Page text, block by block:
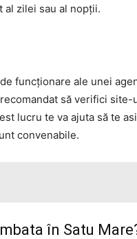
zilei sau al nopții.
funcționare ale unei
să verifici site-
lucru te va ajuta să te
convenabile.
în Satu